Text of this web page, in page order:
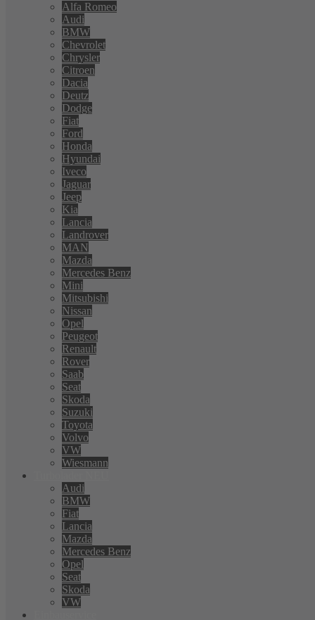
Alfa Romeo
Audi
BMW
Chevrolet
Chrysler
Citroen
Dacia
Deutz
Dodge
Fiat
Ford
Honda
Hyundai
Iveco
Jaguar
Jeep
Kia
Lancia
Landrover
MAN
Mazda
Mercedes Benz
Mini
Mitsubishi
Nissan
Opel
Peugeot
Renault
Rover
Saab
Seat
Skoda
Suzuki
Toyota
Volvo
VW
Wiesmann
Audi
BMW
Fiat
Lancia
Mazda
Mercedes Benz
Opel
Seat
Skoda
VW